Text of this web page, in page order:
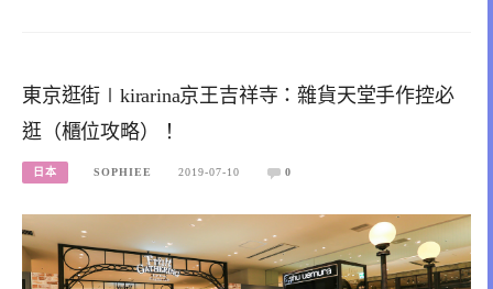
東京逛街∣kirarina京王吉祥寺：雜貨天堂手作控必
逛（櫃位攻略）！
日本 SOPHIEE 2019-07-10 0